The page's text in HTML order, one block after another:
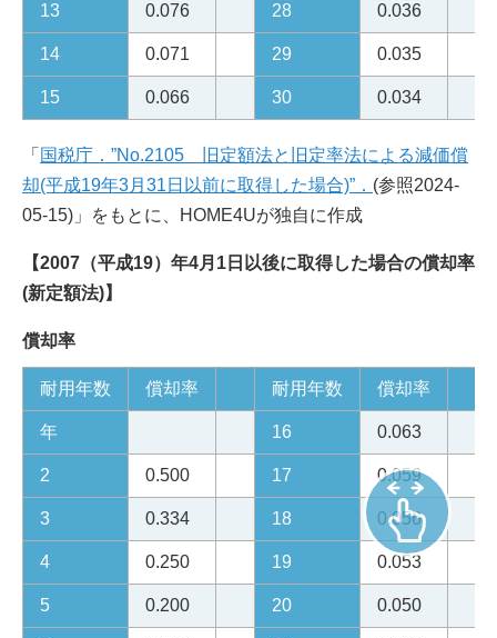
13 0.076 28 0.036
14 0.071 29 0.035
15 0.066 30 0.034
「 国税庁．”No.2105 旧定額法と旧定率法による減価償
却(平成19年3月31日以前に取得した場合)”． (参照2024-
05-15)」をもとに、HOME4Uが独自に作成
【2007（平成19）年4月1日以後に取得した場合の償却率
(新定額法)】
償却率
耐用年数 償却率 耐用年数 償却率
年 16 0.063
2 0.500 17 0.059
3 0.334 18 0.056
4 0.250 19 0.053
5 0.200 20 0.050